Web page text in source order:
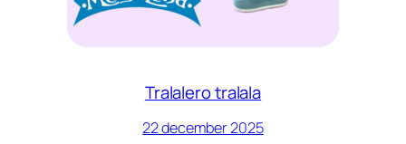
Tralalero tralala
22 december 2025